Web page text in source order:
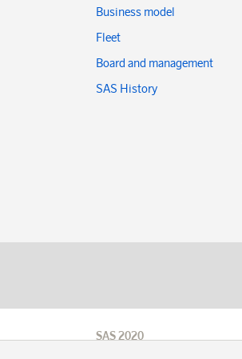
Business model
Fleet
Board and management
SAS History
SAS 2020